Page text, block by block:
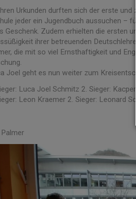
Urkunden durften sich der erste
jeder ein Jugendbuch aussuchen –
Geschenk. Zudem erhielten die ersten
ihrer betreuenden
die mit so viel Ernsthaftigkeit und
Joel geht es nun weiter zum
Luca Joel Schmitz 2. Sieger:
Leon Kraemer 2. Sieger: Leonard